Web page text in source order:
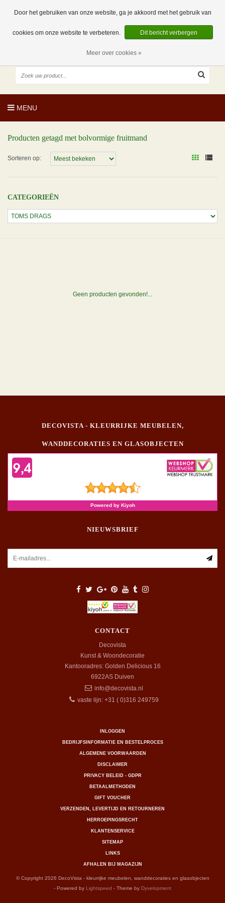
0 Artikelen
NL
EUR
MENU
Producten getagd met bolvormige fruitmand
Sorteren op:
CATEGORIEËN
Geen producten gevonden!...
DECOVISTA - KLEURRIJKE MEUBELEN,
WANDDECORATIES EN GLASOBJECTEN
NIEUWSBRIEF
CONTACT
Decovista
Kunst & Woondecoratie
Kantooradres: Golden Delicious 16
6922AS Duiven
info@decovista.nl
vaste lijn: +31 ( 0)316 249759
INLOGGEN
BEDRIJFSINFORMATIE EN BESTELPROCES
ALGEMENE VOORWAARDEN
DISCLAIMER
PRIVACY BELEID - GDPR
BETAALMETHODEN
GIFT VOUCHER
VERZENDEN, LEVERTIJD EN RETOURNEREN
HERROEPINGSRECHT
KLANTENSERVICE
SITEMAP
LINKS
AFHALEN BIJ MAGAZIJN
© Copyright 2026 DecoVista - kleurrijke meubelen, wanddecoraties en glasobjecten
- Powered by Lightspeed - Theme by Dyvelopment
Door het gebruiken van onze website, ga je akkoord met het gebruik van
cookies om onze website te verbeteren. Dit bericht verbergen
Meer over cookies »